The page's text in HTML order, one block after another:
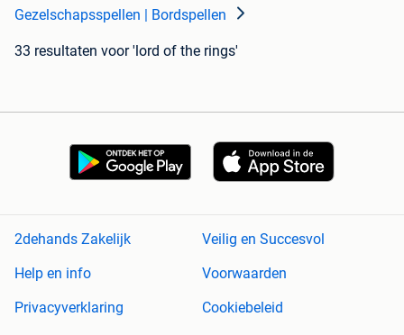
Gezelschapsspellen | Bordspellen
33 resultaten voor 'lord of the rings'
2dehands Zakelijk
Veilig en Succesvol
Help en info
Voorwaarden
Privacyverklaring
Cookiebeleid